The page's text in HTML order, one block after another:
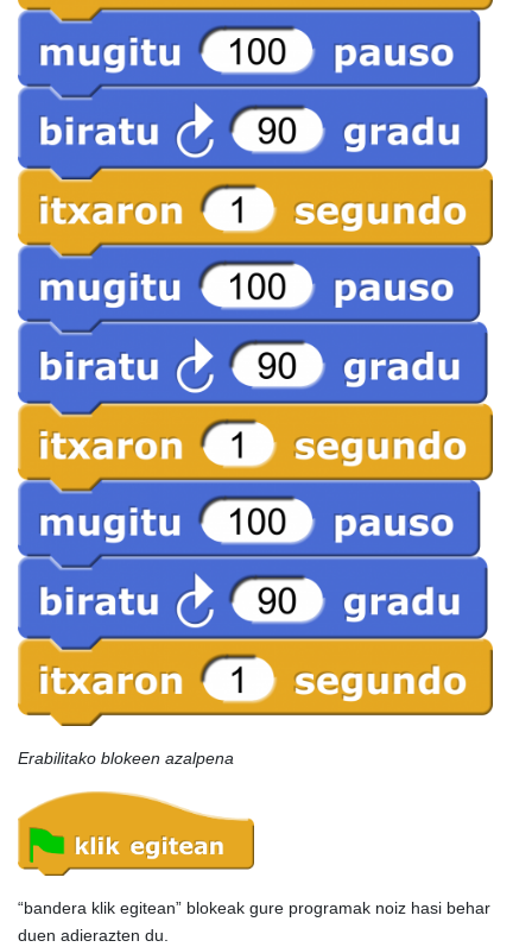
Erabilitako blokeen azalpena
“bandera klik egitean” blokeak gure programak noiz hasi behar
duen adierazten du.